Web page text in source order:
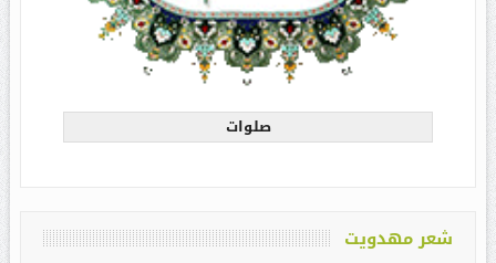
صلوات
شعر مهدویت